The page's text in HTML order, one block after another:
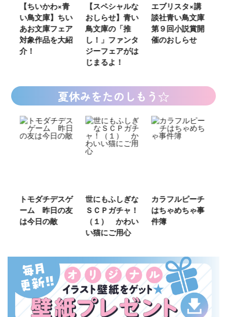
【ちいかわ×青
い鳥文庫】ちい
あお文庫フェア
対象作品を大紹
介！
【スペシャルな
おしらせ】青い
鳥文庫の「推
し！」ファンタ
ジーフェアがは
じまるよ！
エブリスタ×講
談社青い鳥文庫
第９回小説賞開
催のおしらせ
夏休みをたのしもう☆
トモダチデスゲ
ーム 昨日の友
は今日の敵
世にもふしぎな
ＳＣＰガチャ！
（１） かわい
い猫にご用心
カラフルピーチ
はちゃめちゃ事
件簿